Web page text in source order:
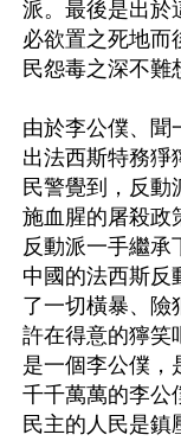
派。最後是出於
必欲置之死地而
民怨毒之深不難
由於李公僕、聞
出法西斯特務猙
民警覺到，反動
施血腥的屠殺政
反動派一手繼承
中國的法西斯反
了一切橫暴、險
許在得意的獰笑
是一個李公僕，
千千萬萬的李公
民主的人民是鎮